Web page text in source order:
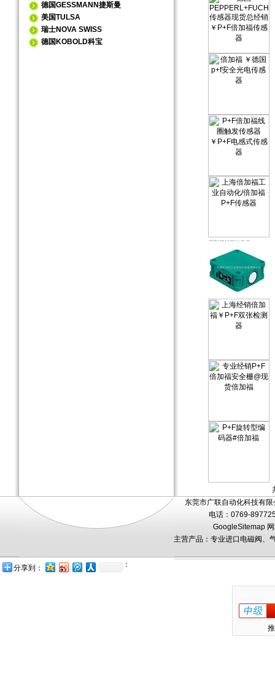
德国GESSMANN捷斯曼
美国TULSA
瑞士NOVA SWISS
德国KOBOLD科宝
东莞市广联自动化科技有
电话：0769-
GoogleSitemap
主营产品：专业进口电磁阀、
：
分享到：